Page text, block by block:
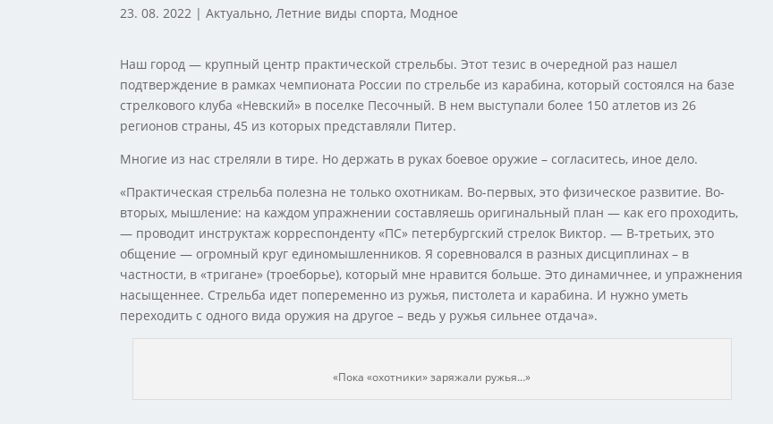
23. 08. 2022 |Актуально,Летние виды спорта, Модное
Наш город — крупный центр практической стрельбы. Этот тезис в очередной раз нашел
подтверждение в рамках чемпионата России по стрельбе из карабина, который состоялся на базе
стрелкового клуба «Невский» в поселке Песочный. В нем выступали более 150 атлетов из 26
регионов страны, 45 из которых представляли Питер.
Многие из нас стреляли в тире. Но держать в руках боевое оружие – согласитесь, иное дело.
«Практическая стрельба полезна не только охотникам. Во-первых, это физическое развитие. Во-
вторых, мышление: на каждом упражнении составляешь оригинальный план — как его проходить,
— проводит инструктаж корреспонденту «ПС» петербургский стрелок Виктор. — В-третьих, это
общение — огромный круг единомышленников. Я соревновался в разных дисциплинах – в
частности, в «тригане» (троеборье), который мне нравится больше. Это динамичнее, и упражнения
насыщеннее. Стрельба идет попеременно из ружья, пистолета и карабина. И нужно уметь
переходить с одного вида оружия на другое – ведь у ружья сильнее отдача».
«Пока «охотники» заряжали ружья…»